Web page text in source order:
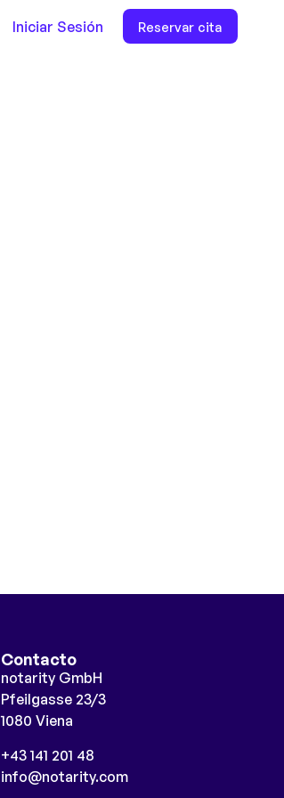
Iniciar Sesión Reservar cita
Contacto
notarity GmbH
Pfeilgasse 23/3
1080 Viena
+43 141 201 48
info@notarity.com